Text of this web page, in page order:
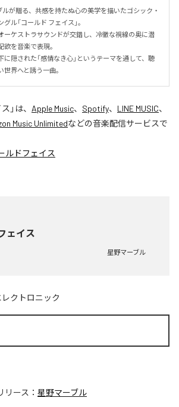
ルが贈る、共感を持たぬ心の美学を描いたゴシック・
ル「コールド フェイス」。
ーケストラサウンドが交錯し、冷徹な視線の奥に潜
を音楽で表現。
隠された「感情なき心」というテーマを通して、聴
界へと誘う一曲。
」は、 Apple Music、 Spotify、 LINE MUSIC、
Music Unlimitedなどの音楽配信サービスで
ルドフェイス
ェイス
星野マーブル
レクトロニック
リース： 星野マーブル